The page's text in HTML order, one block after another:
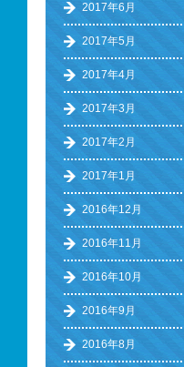
2017年6月
2017年5月
2017年4月
2017年3月
2017年2月
2017年1月
2016年12月
2016年11月
2016年10月
2016年9月
2016年8月